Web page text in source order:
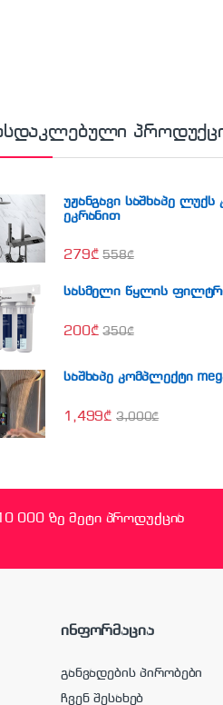
უჟანგავი საშხაპე
ეკრანით
279₾ 558₾
სასმელი წყლის
200₾ 350₾
საშხაპე კომპლექტი
1,499₾ 3,000₾
000 ზე მეტი პროდუქცია
ინფორმაცია
განვადების პირობები
ჩვენ შესახებ